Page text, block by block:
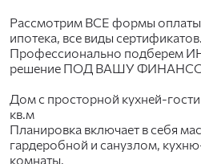
Рассмотрим ВСЕ формы оплаты:
ипотека, все виды сертификатов.
Профессионально
решение ПОД ВАШУ
Дом с просторной кухней-
кв.м
Планировка включает в себя
гардеробной и санузлом,
комнаты.